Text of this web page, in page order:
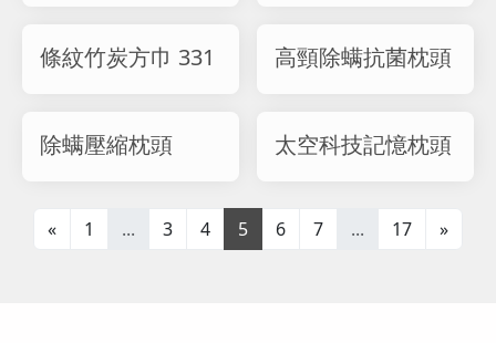
條紋竹炭方巾 331 高頸除螨抗菌枕頭
除螨壓縮枕頭 太空科技記憶枕頭
« 1 ... 3 4 5 6 7 ... 17 »